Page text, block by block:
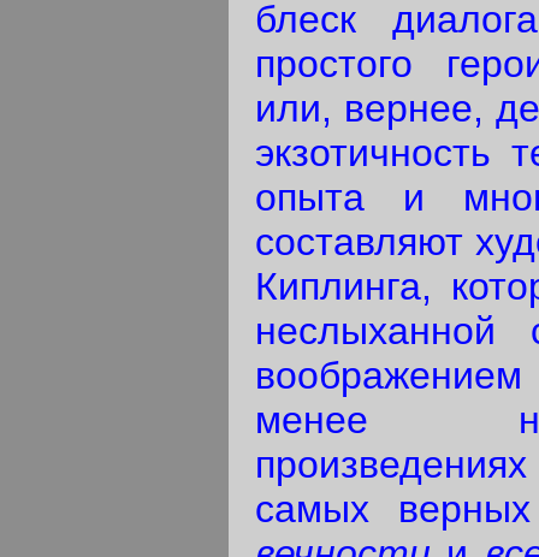
блеск
простого
или, вернее,
экзотичность
опыта и
составляют
Киплинга,
менее
самых верных